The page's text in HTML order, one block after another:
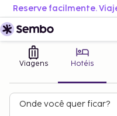
Viagens Hotéis
Onde você quer ficar?